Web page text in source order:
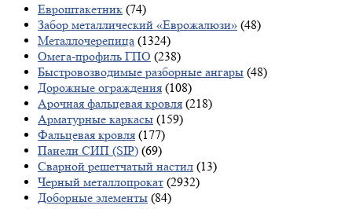
Евроштакетник (74)
Забор металлический «Еврожалюзи» (48)
Металлочерепица (1324)
Омега-профиль ГПО (238)
Быстровозводимые разборные ангары (48)
Дорожные ограждения (108)
Арочная фальцевая кровля (218)
Арматурные каркасы (159)
Фальцевая кровля (177)
Панели СИП (SIP) (69)
Сварной решетчатый настил (13)
Черный металлопрокат (2932)
Доборные элементы (84)